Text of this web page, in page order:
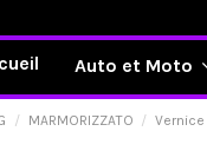
Auto et Moto
MARMORIZZATO